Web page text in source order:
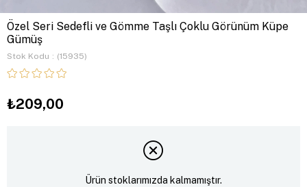
Özel Seri Sedefli ve Gömme Taşlı Çoklu Görünüm Küpe
Gümüş
Stok Kodu (15935)
₺209,00
Ürün stoklarımızda kalmamıştır.